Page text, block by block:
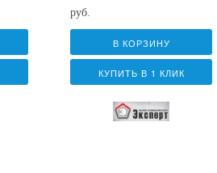
руб.
В КОРЗИНУ
КУПИТЬ В 1 КЛИК